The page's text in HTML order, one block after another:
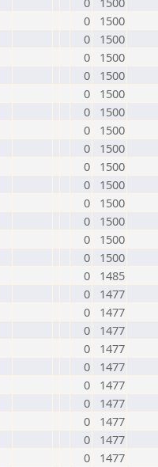
0
1500
0
1500
0
1500
0
1500
0
1500
0
1500
0
1500
0
1500
0
1500
0
1500
0
1500
0
1500
0
1500
0
1500
0
1485
0
1477
0
1477
0
1477
0
1477
0
1477
0
1477
0
1477
0
1477
0
1477
0
1477